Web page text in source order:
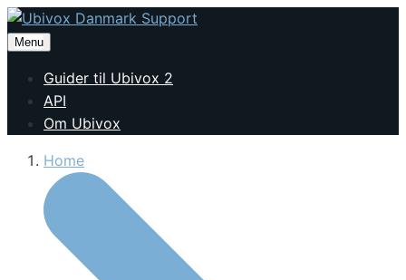
Menu
Guider til Ubivox 2
API
Om Ubivox
Home